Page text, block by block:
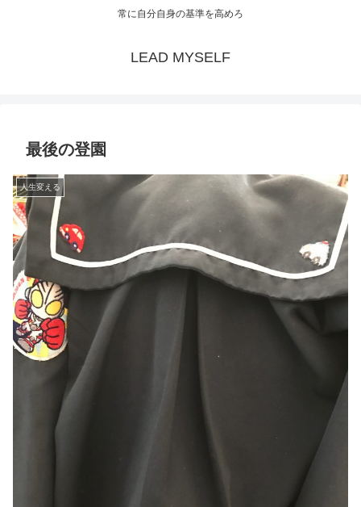
常に自分自身の基準を高めろ
LEAD MYSELF
最後の登園
人生変える